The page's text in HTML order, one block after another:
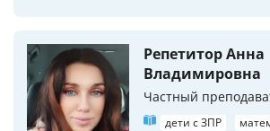
Репетитор Анна
Владимировна
Частный
дети с ЗПР